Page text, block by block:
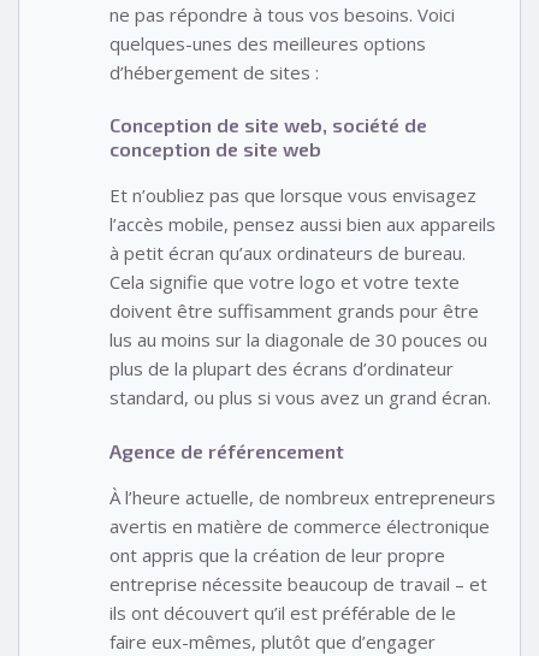
ne pas répondre à tous vos besoins. Voici
quelques-unes des meilleures options
d’hébergement de sites :
Conception de site web, société de
conception de site web
Et n’oubliez pas que lorsque vous envisagez
l’accès mobile, pensez aussi bien aux appareils
à petit écran qu’aux ordinateurs de bureau.
Cela signifie que votre logo et votre texte
doivent être suffisamment grands pour être
lus au moins sur la diagonale de 30 pouces ou
plus de la plupart des écrans d’ordinateur
standard, ou plus si vous avez un grand écran.
Agence de référencement
À l’heure actuelle, de nombreux entrepreneurs
avertis en matière de commerce électronique
ont appris que la création de leur propre
entreprise nécessite beaucoup de travail – et
ils ont découvert qu’il est préférable de le
faire eux-mêmes, plutôt que d’engager